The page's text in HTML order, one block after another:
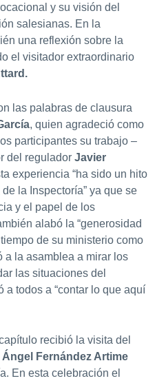
y su visión del
salesianas. En la
una reflexión sobre la
el visitador extraordinario
las palabras de clausura
, quien agradeció como
participantes su trabajo –
del regulador Javier
experiencia “ha sido un hito
la Inspectoría” ya que se
y el papel de los
alabó la “generosidad
de su ministerio como
a la asamblea a mirar los
las situaciones del
a todos a “contar lo que aquí
recibió la visita del
Ángel Fernández Artime
En esta celebración el